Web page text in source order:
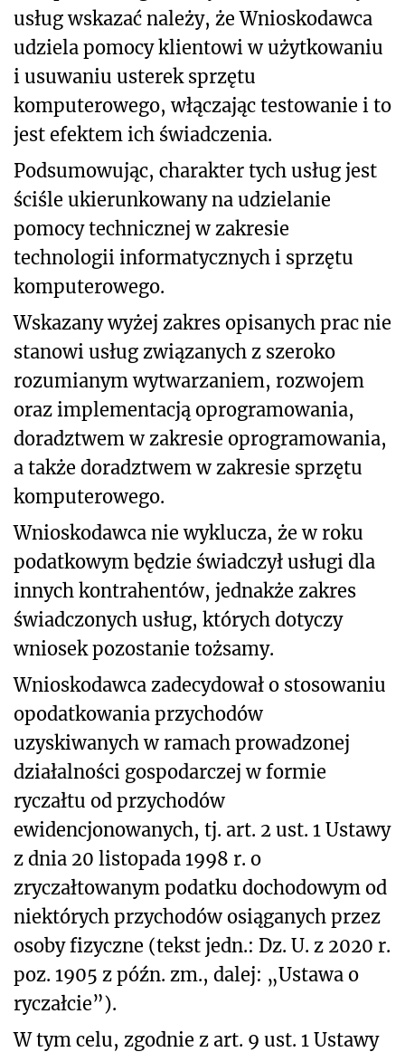
usług wskazać należy, że Wnioskodawca
udziela pomocy klientowi w użytkowaniu
i usuwaniu usterek sprzętu
komputerowego, włączając testowanie i to
jest efektem ich świadczenia.
Podsumowując, charakter tych usług jest
ściśle ukierunkowany na udzielanie
pomocy technicznej w zakresie
technologii informatycznych i sprzętu
komputerowego.
Wskazany wyżej zakres opisanych prac nie
stanowi usług związanych z szeroko
rozumianym wytwarzaniem, rozwojem
oraz implementacją oprogramowania,
doradztwem w zakresie oprogramowania,
a także doradztwem w zakresie sprzętu
komputerowego.
Wnioskodawca nie wyklucza, że w roku
podatkowym będzie świadczył usługi dla
innych kontrahentów, jednakże zakres
świadczonych usług, których dotyczy
wniosek pozostanie tożsamy.
Wnioskodawca zadecydował o stosowaniu
opodatkowania przychodów
uzyskiwanych w ramach prowadzonej
działalności gospodarczej w formie
ryczałtu od przychodów
ewidencjonowanych, tj. art. 2 ust. 1 Ustawy
z dnia 20 listopada 1998 r. o
zryczałtowanym podatku dochodowym od
niektórych przychodów osiąganych przez
osoby fizyczne (tekst jedn.: Dz. U. z 2020 r.
poz. 1905 z późn. zm., dalej: „Ustawa o
ryczałcie”).
W tym celu, zgodnie z art. 9 ust. 1 Ustawy